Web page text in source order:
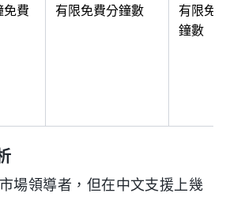
免費 有限免費分鐘數
有限免
鐘數
市場領導者，但在中文支援上幾